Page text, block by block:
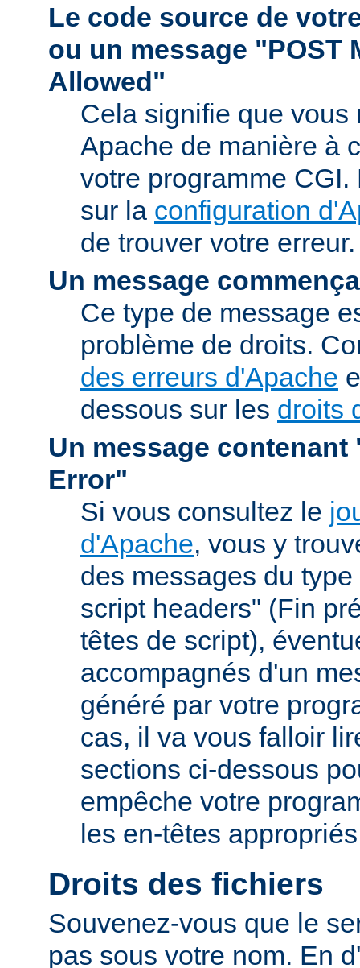
Le code source de
ou un message "POST
Allowed"
Cela signifie que vous
Apache de manière à
votre programme
sur la configuration
de trouver votre erreur.
Un message
Ce type de message
problème de droits.
des erreurs d'Apache
dessous sur les droits
Un message contenant
Error"
Si vous consultez le
d'Apache, vous y
des messages du
script headers" (Fin
têtes de script),
accompagnés d'un
généré par votre
cas, il va vous falloir
sections ci-dessous
empêche votre
les en-têtes
Droits des fichiers
Souvenez-vous que le
pas sous votre nom. En